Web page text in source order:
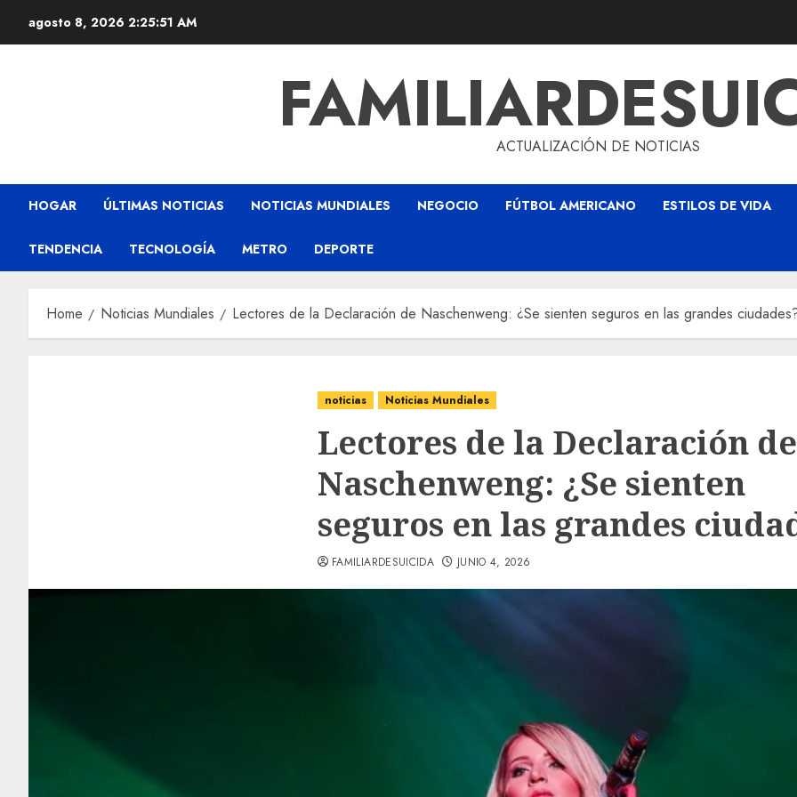
agosto 8, 2026 2:25:53 AM
ACTUALIZACIÓN DE NOTICIAS
HOGAR ÚLTIMAS NOTICIAS NOTICIAS MUNDIALES NEGOCIO FÚTBOL AMERICANO ESTILOS DE VIDA
TENDENCIA TECNOLOGÍA METRO DEPORTE
Home Noticias Mundiales Lectores de la Declaración de Naschenweng: ¿Se sienten seguros en las grandes
noticias Noticias Mundiales
Lectores de la Declaración de
Naschenweng: ¿Se sienten
seguros en las grandes
FAMILIARDESUICIDA JUNIO 4, 2026